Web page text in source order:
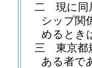
二
現に同
シップ関
めるとき
三
東京都
ある者で